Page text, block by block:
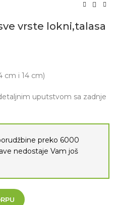
vrste lokni,talasa
cm i 14 cm)
uputstvom sa zadnje
preko 6000
nedostaje Vam još